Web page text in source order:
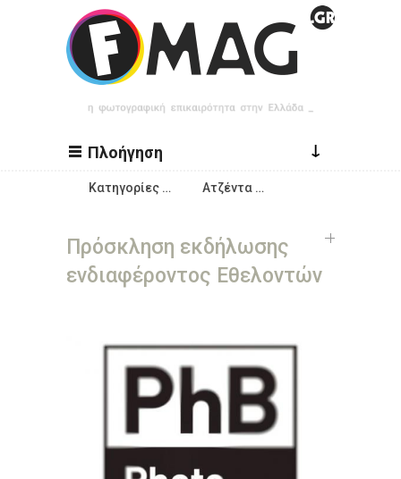
Παράκαμψη προς το κυρίως περιεχόμενο
Πλοήγηση ↓
Κατηγορίες … Ατζέντα …
Πρόσκληση εκδήλωσης
ενδιαφέροντος Εθελοντών